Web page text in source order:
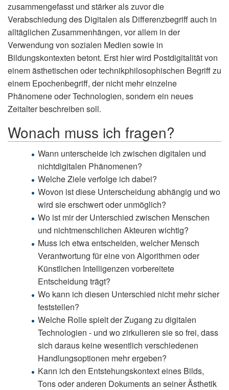
zusammengefasst und stärker als zuvor die
Verabschiedung des Digitalen als Differenzbegriff auch in
alltäglichen Zusammenhängen, vor allem in der
Verwendung von sozialen Medien sowie in
Bildungskontexten betont. Erst hier wird Postdigitalität von
einem ästhetischen oder technikphilosophischen Begriff zu
einem Epochenbegriff, der nicht mehr einzelne
Phänomene oder Technologien, sondern ein neues
Zeitalter beschreiben soll.
Wonach muss ich fragen?
Wann unterscheide ich zwischen digitalen und
nichtdigitalen Phänomenen?
Welche Ziele verfolge ich dabei?
Wovon ist diese Unterscheidung abhängig und wo
wird sie erschwert oder unmöglich?
Wo ist mir der Unterschied zwischen Menschen
und nichtmenschlichen Akteuren wichtig?
Muss ich etwa entscheiden, welcher Mensch
Verantwortung für eine von Algorithmen oder
Künstlichen Intelligenzen vorbereitete
Entscheidung trägt?
Wo kann ich diesen Unterschied nicht mehr sicher
feststellen?
Welche Rolle spielt der Zugang zu digitalen
Technologien - und wo zirkulieren sie so frei, dass
sich daraus keine wesentlich verschiedenen
Handlungsoptionen mehr ergeben?
Kann ich den Entstehungskontext eines Bilds,
Tons oder anderen Dokuments an seiner Ästhetik